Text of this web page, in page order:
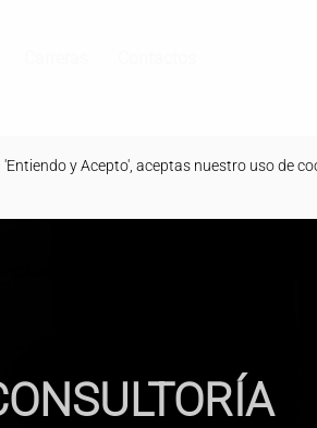
y Acepto', aceptas nuestro uso de